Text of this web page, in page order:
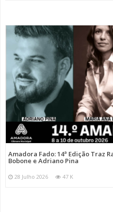
Amadora Fado: 14ª Edição Traz
Bobone e Adriano Pina
28 Julho 2026 47 K